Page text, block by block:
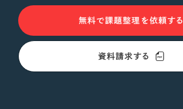
無料で課題整理を依頼する
資料請求する